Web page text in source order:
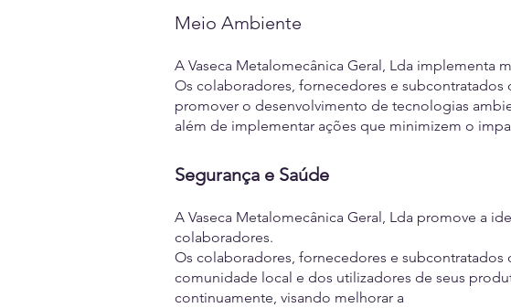
Meio Ambiente
A Vaseca Metalomecânica Geral, Lda implementa
Os colaboradores, fornecedores e subcontratados
promover o desenvolvimento de tecnologias
além de implementar ações que minimizem o
Segurança e Saúde
A Vaseca Metalomecânica Geral, Lda promove a
colaboradores.
Os colaboradores, fornecedores e subcontratados
comunidade local e dos utilizadores de seus
continuamente, visando melhorar a